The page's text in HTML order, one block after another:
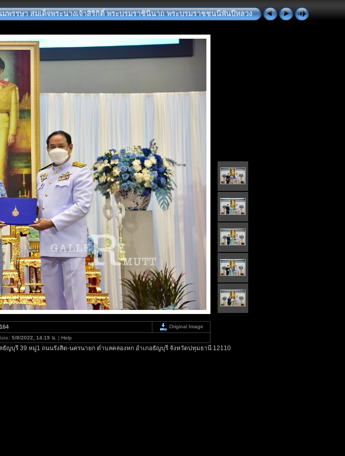
พรรษา สมเด็จพระนางเจ้าสิริกิติ์ พระบรมราชินีนาถ พระบรมราชชนนีพันปีหลวง
Original Image
5/8/2022, 14:19 น. | Help
ธัญบุรี 39 หมู่1 ถนนรังสิต-นครนายก ตำบลคลองหก อำเภอธัญบุรี จังหวัดปทุมธานี 12110